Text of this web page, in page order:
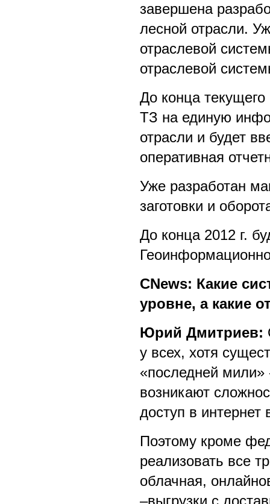
завершена
лесной отрасли.
отраслевой
отраслевой
До конца текущего
ТЗ на единую
отрасли и будет
оперативная
Уже разработан
заготовки и
До конца 2012 г.
CNews: Какие
уровне, а какие
Юрий Дмитриев:
у всех, хотя
«последней мили»
возникают
доступ в
Поэтому кроме
реализовать все
облачная,
–выгрузки с